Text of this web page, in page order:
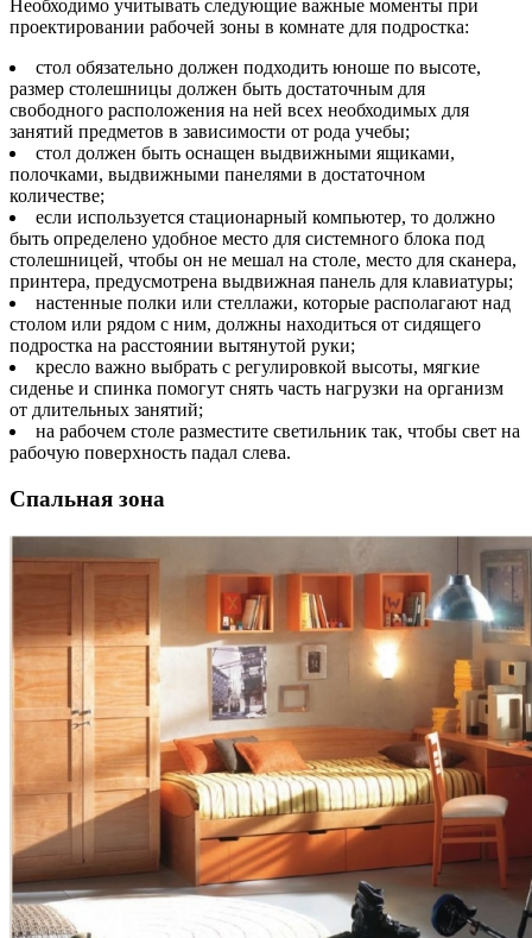
Необходимо учитывать следующие важные моменты при
проектировании рабочей зоны в комнате для подростка:
стол обязательно должен подходить юноше по высоте,
размер столешницы должен быть достаточным для
свободного расположения на ней всех необходимых для
занятий предметов в зависимости от рода учебы;
стол должен быть оснащен выдвижными ящиками,
полочками, выдвижными панелями в достаточном
количестве;
если используется стационарный компьютер, то должно
быть определено удобное место для системного блока под
столешницей, чтобы он не мешал на столе, место для сканера,
принтера, предусмотрена выдвижная панель для клавиатуры;
настенные полки или стеллажи, которые располагают над
столом или рядом с ним, должны находиться от сидящего
подростка на расстоянии вытянутой руки;
кресло важно выбрать с регулировкой высоты, мягкие
сиденье и спинка помогут снять часть нагрузки на организм
от длительных занятий;
на рабочем столе разместите светильник так, чтобы свет на
рабочую поверхность падал слева.
Спальная зона